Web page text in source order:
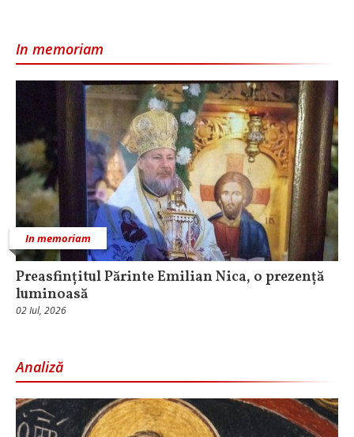
In memoriam
In memoriam
Preasfințitul Părinte Emilian Nica, o prezență
luminoasă
02 Iul, 2026
Analiză